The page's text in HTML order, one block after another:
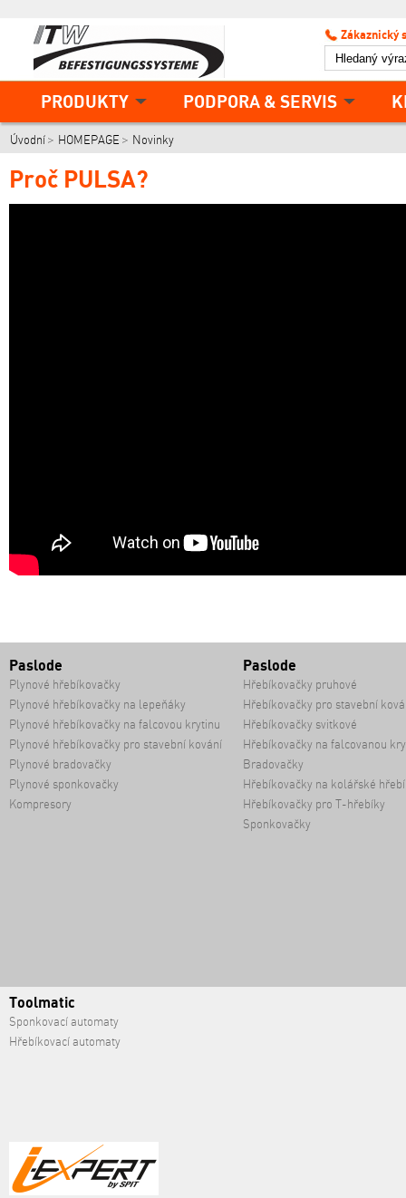
PRODUKTY PODPORA & SERVIS
Zákaznický
Úvodní HOMEPAGE Novinky
Proč PULSA?
Paslode
Plynové hřebíkovačky
Plynové hřebíkovačky na lepeňáky
Plynové hřebíkovačky na falcovou krytinu
Plynové hřebíkovačky pro stavební kování
Plynové bradovačky
Plynové sponkovačky
Kompresory
Paslode
Hřebíkovačky pruhové
Hřebíkovačky pro stavební
Hřebíkovačky svitkové
Hřebíkovačky na falcovanou
Bradovačky
Hřebíkovačky na kolářské
Hřebíkovačky pro T-hřebíky
Sponkovačky
Toolmatic
Sponkovací automaty
Hřebíkovací automaty